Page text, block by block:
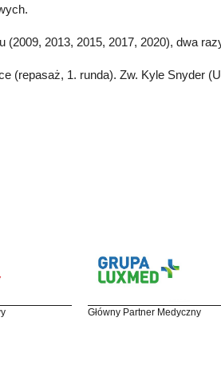
2013, 2015, 2017, 2020), dwa
(repasaż, 1. runda). Zw. Kyle Snyder
Główny Partner Medyczny